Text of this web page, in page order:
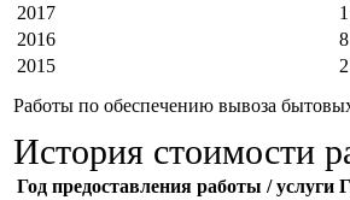
2017
2016
2015
Работы по обеспечению вывоза
История стоимости
Год предоставления работы / услуги